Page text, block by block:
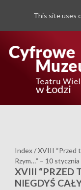
Index/XVIII “Przed
Rzym…” – 10
XVIII “PRZED
NIEGDYŚ
This site uses